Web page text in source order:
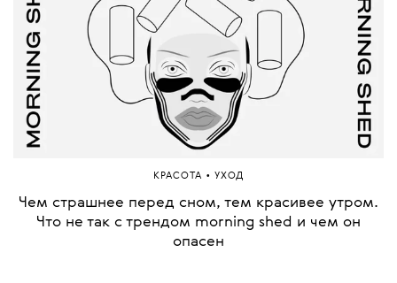
КРАСОТА • УХОД
Чем страшнее перед сном, тем красивее утром.
Что не так с трендом morning shed и чем он
опасен